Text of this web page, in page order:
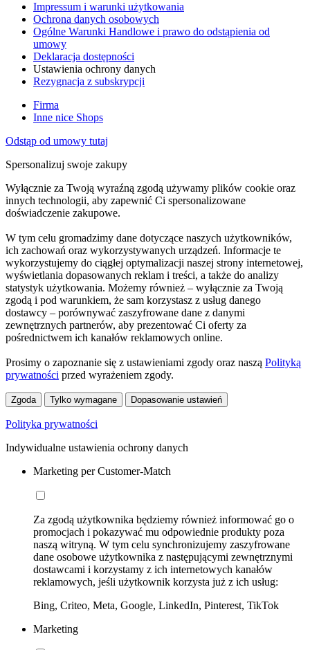
Impressum i warunki użytkowania
Ochrona danych osobowych
Ogólne Warunki Handlowe i prawo do odstąpienia od
umowy
Deklaracja dostępności
Ustawienia ochrony danych
Rezygnacja z subskrypcji
Firma
Inne nice Shops
Odstąp od umowy tutaj
Spersonalizuj swoje zakupy
Wyłącznie za Twoją wyraźną zgodą używamy plików cookie oraz
innych technologii, aby zapewnić Ci spersonalizowane
doświadczenie zakupowe.
W tym celu gromadzimy dane dotyczące naszych użytkowników,
ich zachowań oraz wykorzystywanych urządzeń. Informacje te
wykorzystujemy do ciągłej optymalizacji naszej strony internetowej,
wyświetlania dopasowanych reklam i treści, a także do analizy
statystyk użytkowania. Możemy również – wyłącznie za Twoją
zgodą i pod warunkiem, że sam korzystasz z usług danego
dostawcy – porównywać zaszyfrowane dane z danymi
zewnętrznych partnerów, aby prezentować Ci oferty za
pośrednictwem ich kanałów reklamowych online.
Prosimy o zapoznanie się z ustawieniami zgody oraz naszą Polityką
prywatności przed wyrażeniem zgody.
Zgoda Tylko wymagane Dopasowanie ustawień
Polityka prywatności
Indywidualne ustawienia ochrony danych
Marketing per Customer-Match
Za zgodą użytkownika będziemy również informować go o
promocjach i pokazywać mu odpowiednie produkty poza
naszą witryną. W tym celu synchronizujemy zaszyfrowane
dane osobowe użytkownika z następującymi zewnętrznymi
dostawcami i korzystamy z ich internetowych kanałów
reklamowych, jeśli użytkownik korzysta już z ich usług:
Bing, Criteo, Meta, Google, LinkedIn, Pinterest, TikTok
Marketing